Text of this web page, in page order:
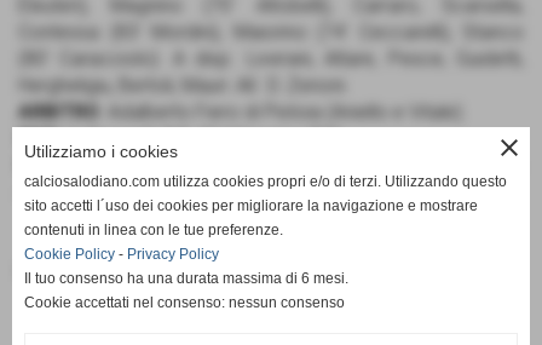
Eleuteri), Magnino (70' Altobelli), Carraro, Scarsella,
Contessa (83′ Mordini), Maiorino (74' Ceccarelli), Stanco
(80′ Caracciolo). A disp.: Liverani, Altare, Pesce, Guidetti,
Hergheligiu, Bertoli, Mauri. All.: D. Zenoni.
ARBITRO
: Adalberto Fiero di Pistoia (Aniello e Vitale).
NOTE: ammoniti Ferrario, Politti e Zaro (M), Contessa (FS).
Angoli 5-3. Recupero 1' + 5'.
Fonte:Calcio Salodiano
close
Utilizziamo i cookies
calciosalodiano.com utilizza cookies propri e/o di terzi. Utilizzando questo
sito accetti l´uso dei cookies per migliorare la navigazione e mostrare
contenuti in linea con le tue preferenze.
Cookie Policy - Privacy Policy
Il tuo consenso ha una durata massima di 6 mesi.
Cookie accettati nel consenso: nessun consenso